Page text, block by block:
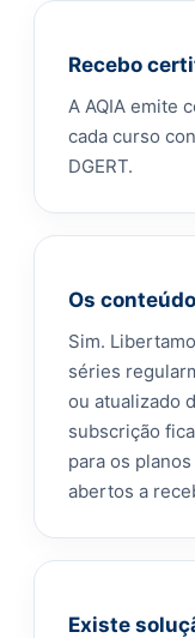
Recebo
A AQIA emite
cada curso
DGERT.
Os
Sim.
séries
ou atualizado
subscrição
para os
abertos a
Existe